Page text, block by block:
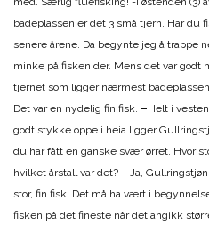
badeplassen er det 3 små tjern. Har du
senere årene. Da begynte jeg å trappe
minke på fisken der. Mens det var godt
tjernet som ligger nærmest
Det var en nydelig fin fisk. –Helt i
godt stykke oppe i heia ligger
du har fått en ganske svær ørret. Hvor
hvilket årstall var det? – Ja,
stor, fin fisk. Det må ha vært i
fisken på det fineste når det angikk